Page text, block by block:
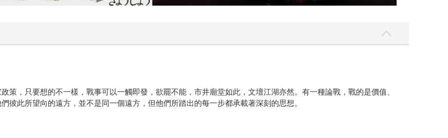
策，只要想的不一樣，戰事可以一觸即發，欲罷不能，市井廟堂如此，文壇江湖亦然。有一種論戰，戰的是價值、
彼此所望向的遠方，並不是同一個遠方，但他們所踏出的每一步都承載著深刻的思想。